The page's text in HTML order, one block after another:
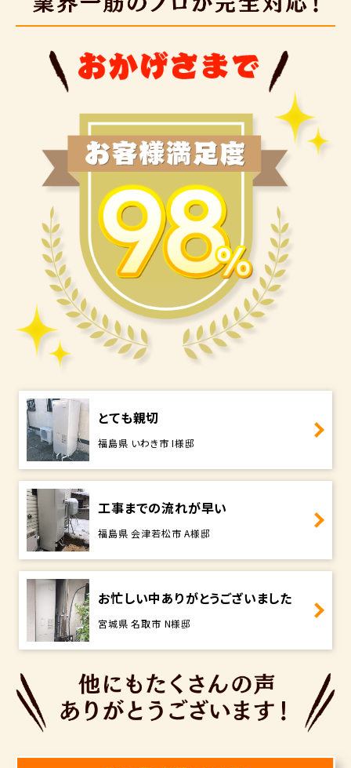
とても親切
福島県 いわき市 I様邸
工事までの流れが早い
福島県 会津若松市 A様邸
お忙しい中ありがとうございました
宮城県 名取市 N様邸